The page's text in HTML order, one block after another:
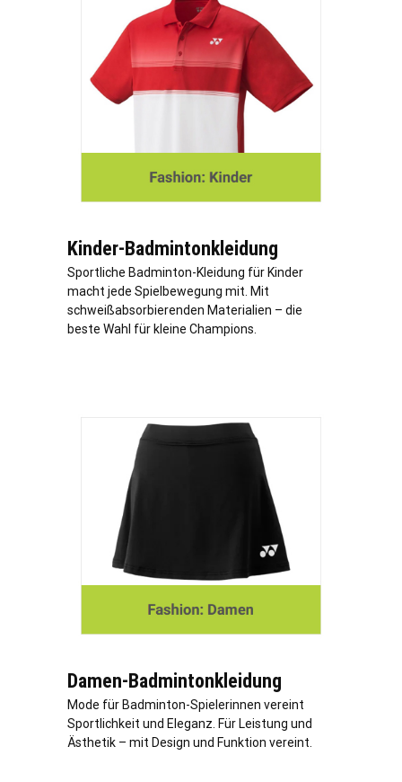
Kinder-Badmintonkleidung
Sportliche Badminton-Kleidung für Kinder
macht jede Spielbewegung mit. Mit
schweißabsorbierenden Materialien – die
beste Wahl für kleine Champions.
Damen-Badmintonkleidung
Mode für Badminton-Spielerinnen vereint
Sportlichkeit und Eleganz. Für Leistung und
Ästhetik – mit Design und Funktion vereint.